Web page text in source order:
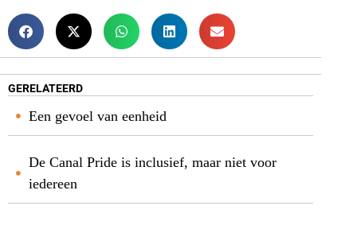
GERELATEERD
Een gevoel van eenheid
De Canal Pride is inclusief, maar niet voor
iedereen